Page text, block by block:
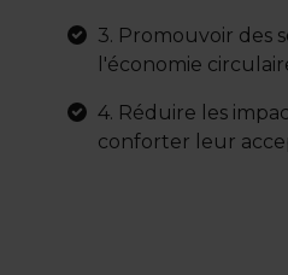
3. Promouvoir des
l'économie
4. Réduire les
conforter leur